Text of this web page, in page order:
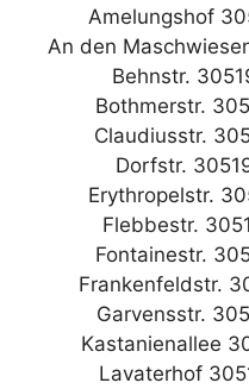
Amelungshof
An den
Behnstr.
Bothmerstr.
Claudiusstr.
Dorfstr.
Erythropelstr.
Flebbestr.
Fontainestr.
Frankenfeldstr.
Garvensstr.
Kastanienallee
Lavaterhof